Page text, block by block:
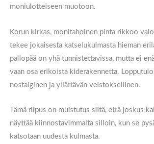
moniulotteiseen muotoon.
Korun kirkas, monitahoinen pinta rikkoo
tekee jokaisesta katselukulmasta hieman
pallopää on yhä tunnistettavissa, mutta ei
vaan osa erikoista kiderakennetta.
nostalginen ja yllättävän veistoksellinen.
Tämä riipus on muistutus siitä, että joskus
näyttää kiinnostavimmalta silloin, kun se
katsotaan uudesta kulmasta.